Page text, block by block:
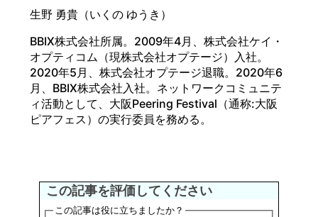
生野 勇貴（いくの ゆうき）
BBIX株式会社所属。2009年4月、株式会社ケイ・
オプティコム（現株式会社オプテージ）入社。
2020年5月、株式会社オプテージ退職。2020年6
月、BBIX株式会社入社。ネットワークコミュニテ
ィ活動として、大阪Peering Festival（通称:大阪
ピアフェス）の実行委員を務める。
この記事を評価してください
この記事は役に立ちましたか？